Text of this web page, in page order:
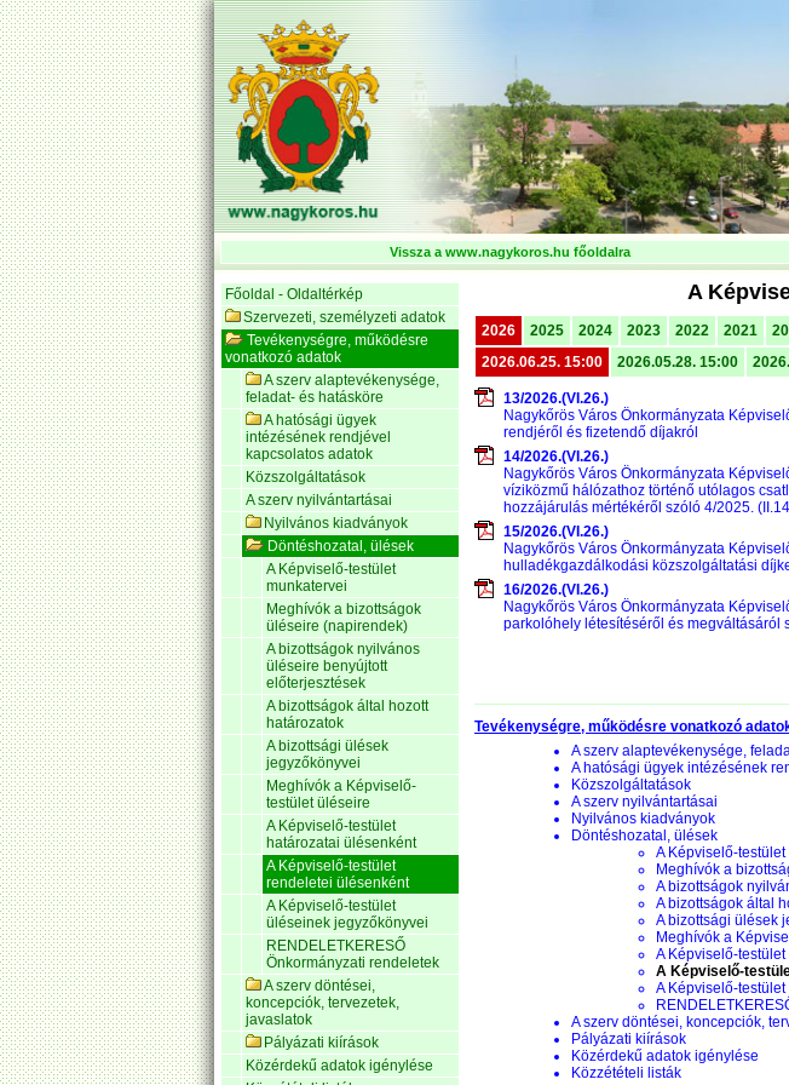
Vissza a www.nagykoros.hu főoldalra
Főoldal - Oldaltérkép
Szervezeti, személyzeti adatok
Tevékenységre, működésre
vonatkozó adatok
A szerv alaptevékenysége,
feladat- és hatásköre
A hatósági ügyek
intézésének rendjével
kapcsolatos adatok
Közszolgáltatások
A szerv nyilvántartásai
Nyilvános kiadványok
Döntéshozatal, ülések
A Képviselő-testület
munkatervei
Meghívók a bizottságok
üléseire (napirendek)
A bizottságok nyilvános
üléseire benyújtott
előterjesztések
A bizottságok által hozott
határozatok
A bizottsági ülések
jegyzőkönyvei
Meghívók a Képviselő-
testület üléseire
A Képviselő-testület
határozatai ülésenként
A Képviselő-testület
rendeletei ülésenként
A Képviselő-testület
üléseinek jegyzőkönyvei
RENDELETKERESŐ
Önkormányzati rendeletek
A szerv döntései,
koncepciók, tervezetek,
javaslatok
Pályázati kiírások
Közérdekű adatok igénylése
A
2026 2025 2024 2023 2022 2021
2026.06.25. 15:00
2026.05.28. 15:00
13/2026.(VI.26.)
Nagykőrös Város Önkormányzata
rendjéről és fizetendő díjakról
14/2026.(VI.26.)
Nagykőrös Város Önkormányzata
víziközmű hálózathoz történő utólagos
hozzájárulás mértékéről szóló 4/2025.
15/2026.(VI.26.)
Nagykőrös Város Önkormányzata
hulladékgazdálkodási közszolgáltatási
16/2026.(VI.26.)
Nagykőrös Város Önkormányzata
parkolóhely létesítéséről és megváltásáról
Tevékenységre, működésre vonatkozó
A szerv alaptevékenysége,
A hatósági ügyek intézésének
Közszolgáltatások
A szerv nyilvántartásai
Nyilvános kiadványok
Döntéshozatal, ülések
A Képviselő-
Meghívók a
A bizottságok
A bizottságok által
A bizottsági ülések
Meghívók a
A Képviselő-
A Képviselő-
A Képviselő-
A szerv döntései, koncepciók,
Pályázati kiírások
Közérdekű adatok igénylése
Közzétételi listák